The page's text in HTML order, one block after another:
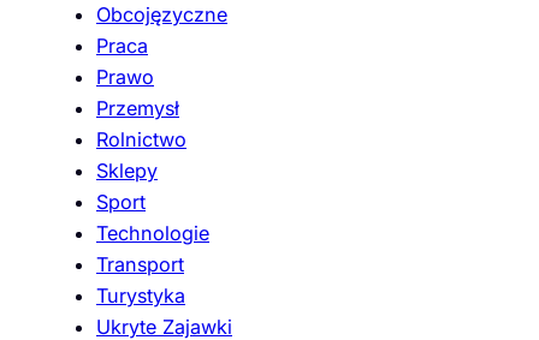
Obcojęzyczne
Praca
Prawo
Przemysł
Rolnictwo
Sklepy
Sport
Technologie
Transport
Turystyka
Ukryte Zajawki